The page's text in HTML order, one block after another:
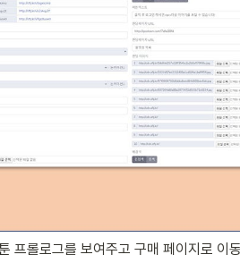
프롤로그를 보여주고 구매 페이지로